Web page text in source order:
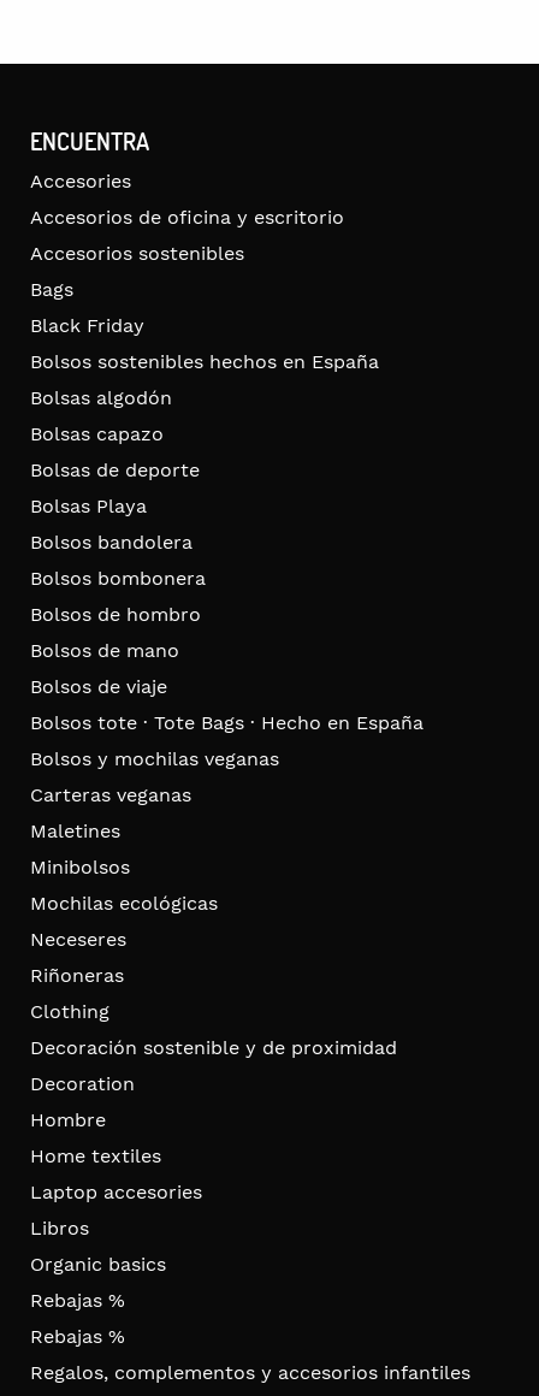
ENCUENTRA
Accesories
Accesorios de oficina y escritorio
Accesorios sostenibles
Bags
Black Friday
Bolsos sostenibles hechos en España
Bolsas algodón
Bolsas capazo
Bolsas de deporte
Bolsas Playa
Bolsos bandolera
Bolsos bombonera
Bolsos de hombro
Bolsos de mano
Bolsos de viaje
Bolsos tote · Tote Bags · Hecho en España
Bolsos y mochilas veganas
Carteras veganas
Maletines
Minibolsos
Mochilas ecológicas
Neceseres
Riñoneras
Clothing
Decoración sostenible y de proximidad
Decoration
Hombre
Home textiles
Laptop accesories
Libros
Organic basics
Rebajas %
Rebajas %
Regalos, complementos y accesorios infantiles